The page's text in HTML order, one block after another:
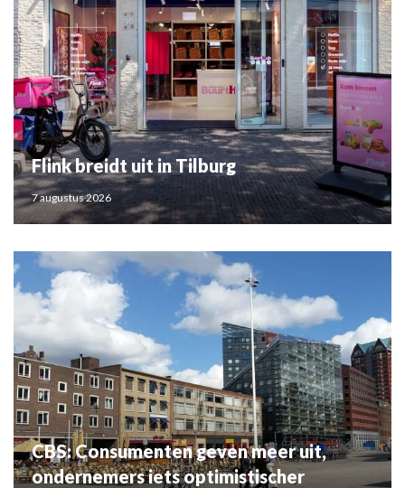
Flink breidt uit in Tilburg
7 augustus 2026
CBS: Consumenten geven meer uit,
ondernemers iets optimistischer